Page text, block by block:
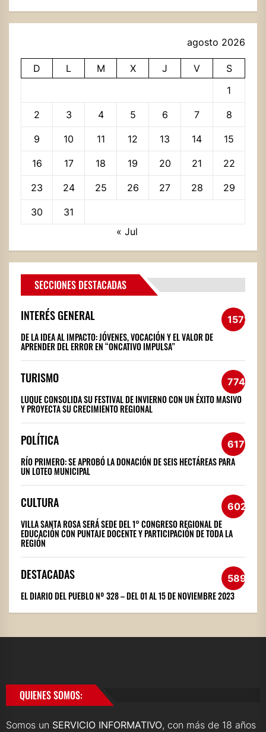
agosto 2026
D L M X J V
S
1
2 3 4 5 6 7 8
9 10 11 12 13 14 15
16 17 18 19 20 21 22
23 24 25 26 27 28 29
30
31
« Jul
SECCIONES DESTACADAS
INTERÉS GENERAL 1572
DE LA IDEA AL IMPACTO: JÓVENES, VOCACIÓN Y EL VALOR DE
APRENDER DEL ERROR EN “ONCATIVO IMPULSA”
TURISMO 774
LUQUE CONSOLIDA SU FESTIVAL DE INVIERNO CON UN ÉXITO MASIVO
Y PROYECTA SU CRECIMIENTO REGIONAL
POLÍTICA 617
RÍO PRIMERO: SE APROBÓ LA DONACIÓN DE SEIS HECTÁREAS PARA
UN LOTEO MUNICIPAL
CULTURA 602
VILLA SANTA ROSA SERÁ SEDE DEL 1° CONGRESO REGIONAL DE
EDUCACIÓN CON PUNTAJE DOCENTE Y PARTICIPACIÓN DE TODA LA
REGIÓN
DESTACADAS 589
EL DIARIO DEL PUEBLO Nº 328 – DEL 01 AL 15 DE NOVIEMBRE 2023
QUIENES SOMOS:
Somos un SERVICIO INFORMATIVO, con más de 18 años